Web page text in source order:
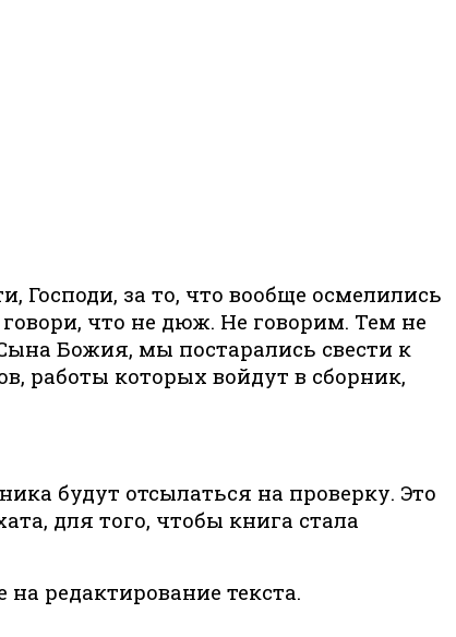
Господи, за то, что вообще осмелились
что не дюж. Не говорим. Тем не
Божия, мы постарались свести к
работы которых войдут в сборник,
будут отсылаться на проверку. Это
для того, чтобы книга стала
редактирование текста.